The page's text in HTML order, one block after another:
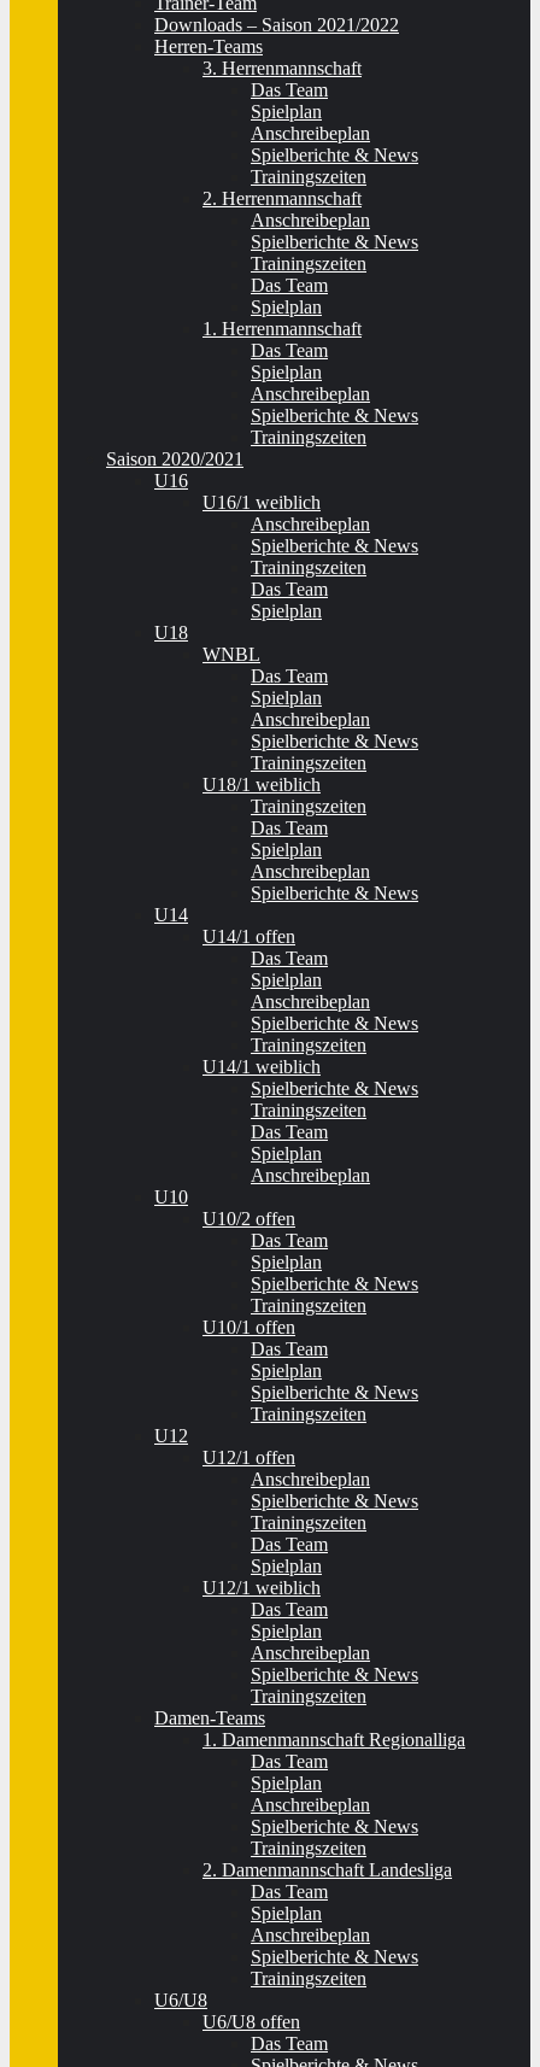
Downloads – Saison 2021/2022
Herren-Teams
3. Herrenmannschaft
Das Team
Spielplan
Anschreibeplan
Spielberichte & News
Trainingszeiten
2. Herrenmannschaft
Anschreibeplan
Spielberichte & News
Trainingszeiten
Das Team
Spielplan
1. Herrenmannschaft
Das Team
Spielplan
Anschreibeplan
Spielberichte & News
Trainingszeiten
Saison 2020/2021
U16
U16/1 weiblich
Anschreibeplan
Spielberichte & News
Trainingszeiten
Das Team
Spielplan
U18
WNBL
Das Team
Spielplan
Anschreibeplan
Spielberichte & News
Trainingszeiten
U18/1 weiblich
Trainingszeiten
Das Team
Spielplan
Anschreibeplan
Spielberichte & News
U14
U14/1 offen
Das Team
Spielplan
Anschreibeplan
Spielberichte & News
Trainingszeiten
U14/1 weiblich
Spielberichte & News
Trainingszeiten
Das Team
Spielplan
Anschreibeplan
U10
U10/2 offen
Das Team
Spielplan
Spielberichte & News
Trainingszeiten
U10/1 offen
Das Team
Spielplan
Spielberichte & News
Trainingszeiten
U12
U12/1 offen
Anschreibeplan
Spielberichte & News
Trainingszeiten
Das Team
Spielplan
U12/1 weiblich
Das Team
Spielplan
Anschreibeplan
Spielberichte & News
Trainingszeiten
Damen-Teams
1. Damenmannschaft Regionalliga
Das Team
Spielplan
Anschreibeplan
Spielberichte & News
Trainingszeiten
2. Damenmannschaft Landesliga
Das Team
Spielplan
Anschreibeplan
Spielberichte & News
Trainingszeiten
U6/U8
U6/U8 offen
Das Team